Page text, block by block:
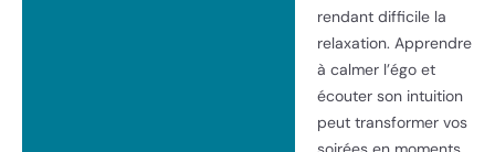
rendant difficile la
relaxation. Apprendre
à calmer l’égo et
écouter son intuition
peut transformer vos